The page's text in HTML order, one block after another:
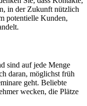
in der Zukunft nützlich
potentielle Kunden,
sind auf jede Menge
daran, möglichst früh
geht. Beliebte
wecken, die Plätze